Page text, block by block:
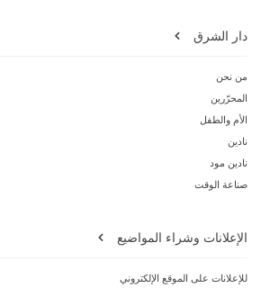
دار الشرق
من نحن
المحرّرين
الأم والطفل
نادين
نادين مود
صناعة الوقت
الإعلانات وشراء المواضيع
للإعلانات على الموقع الإلكتروني